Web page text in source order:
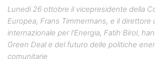
Lunedì 26 ottobre il vicepresidente della
Europea, Frans Timmermans, e il direttore
internazionale per l'Energia, Fatih Birol,
Green Deal e del futuro delle politiche
comunitarie